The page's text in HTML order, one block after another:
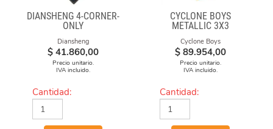
DIANSHENG 4-CORNER-
ONLY
Diansheng
$ 41.860,00
Precio unitario.
IVA incluido.
Cantidad:
CYCLONE BOYS
METALLIC 3X3
MAGNETICO MACARON
Cyclone Boys
$ 89.954,00
Precio unitario.
IVA incluido.
Cantidad: